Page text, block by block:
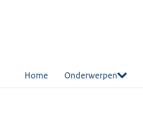
Home Onderwerpen